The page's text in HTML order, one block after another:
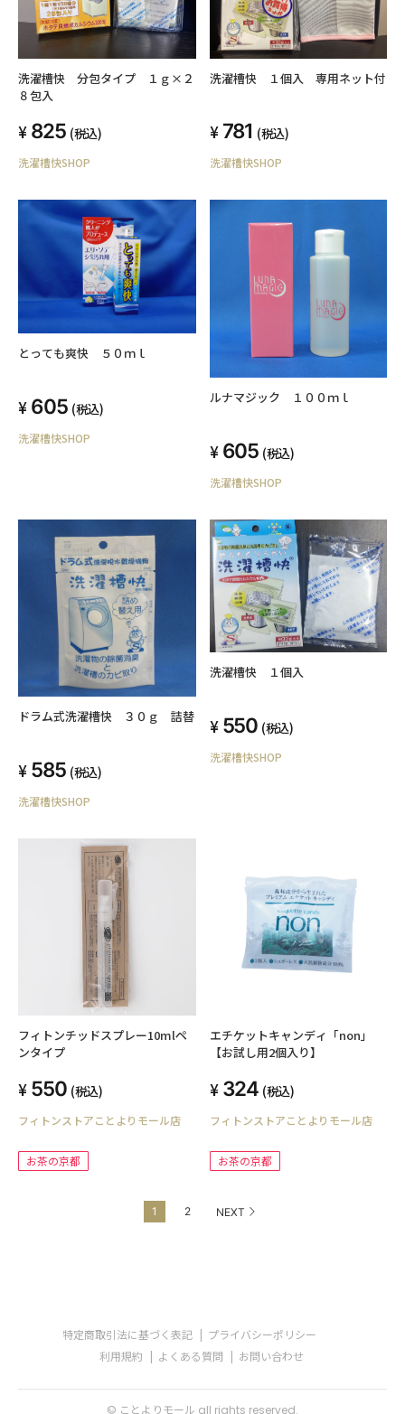
洗濯槽快 分包タイプ １ｇ×２
８包入
825 (税込)
洗濯槽快SHOP
洗濯槽快 １個入 専用ネット付
781 (税込)
洗濯槽快SHOP
とっても爽快 ５０ｍｌ
605 (税込)
洗濯槽快SHOP
ルナマジック １００ｍｌ
605 (税込)
洗濯槽快SHOP
ドラム式洗濯槽快 ３０ｇ 詰替
585 (税込)
洗濯槽快SHOP
洗濯槽快 １個入
550 (税込)
洗濯槽快SHOP
フィトンチッドスプレー10mlペ
ンタイプ
550 (税込)
フィトンストアことよりモール店
お茶の京都
エチケットキャンディ「non」
【お試し用2個入り】
324 (税込)
フィトンストアことよりモール店
お茶の京都
1 2 NEXT
特定商取引法に基づく表記
プライバシーポリシー
利用規約
よくある質問 お問い合わせ
© ことよりモール all rights reserved.